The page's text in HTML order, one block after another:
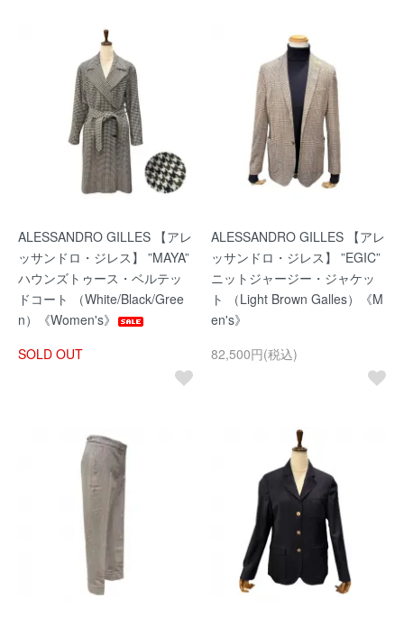
ALESSANDRO GILLES 【アレ
ッサンドロ・ジレス】 ”MAYA”
ハウンズトゥース・ベルテッ
ドコート （White/Black/Gree
n）《Women's》
SOLD OUT
ALESSANDRO GILLES 【アレ
ッサンドロ・ジレス】 ”EGIC”
ニットジャージー・ジャケッ
ト （Light Brown Galles）《M
en's》
82,500円(税込)